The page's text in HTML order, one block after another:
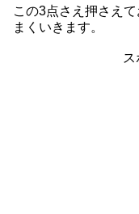
この3点さえ押さえ
まくいきます。